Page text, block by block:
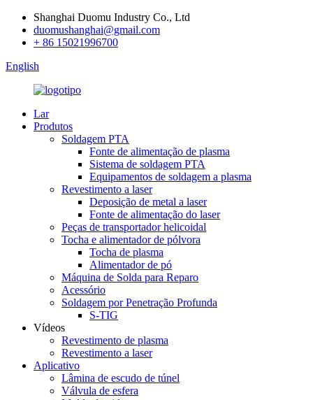
Shanghai Duomu Industry Co., Ltd
duomushanghai@gmail.com
+ 86 15021996700
English
Lar
Produtos
Soldagem PTA
Fonte de alimentação de plasma
Sistema de soldagem PTA
Equipamentos de soldagem a plasma
Revestimento a laser
Deposição de metal a laser
Fonte de alimentação do laser
Peças de transportador helicoidal
Tocha e alimentador de pólvora
Tocha de plasma
Alimentador de pó
Máquina de Solda para Reparo
Acessório
Soldagem por Penetração Profunda
S-TIG
Vídeos
Revestimento de plasma
Revestimento a laser
Aplicativo
Lâmina de escudo de túnel
Válvula de esfera